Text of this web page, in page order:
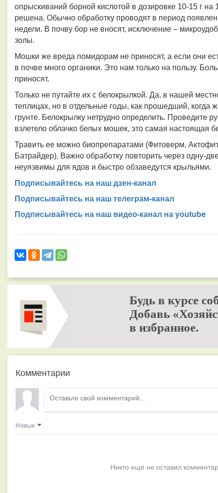
опрыскиваний борной кислотой в дозировке 10-15 г
решена. Обычно обработку проводят в период
недели. В почву бор не вносят, исключение –
золы.
Мошки же вреда помидорам не приносят, а если они
в почве много органики. Это нам только на пользу.
приносят.
Только не путайте их с белокрылкой. Да, в нашей
теплицах, но в отдельные годы, как прошедший, когда
грунте. Белокрылку нетрудно определить. Проведите
взлетело облачко белых мошек, это самая настоящая
Травить ее можно биопрепаратами (Фитоверм,
Батрайдер). Важно обработку повторить через одну-
неуязвимы для ядов и быстро обзаведутся крыльями.
Подписывайтесь на наш дзен-канал
Подписывайтесь на наш телеграм-канал
Подписывайтесь на наш видео-канал на youtube
Будь в курсе
Добавь
в избранное.
Комментарии
Новые
Никто ещё не оставил